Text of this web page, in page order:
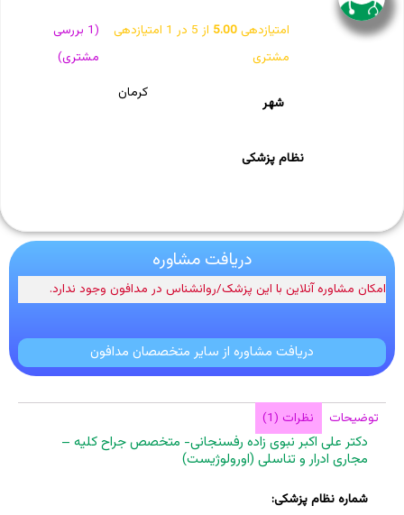
امتیازدهی5.00 از 5 در 1 امتیازدهی
مشتری
(
1 بررسی
مشتری)
شهر
کرمان
نظام پزشکی
دریافت مشاوره
امکان مشاوره آنلاین با این پزشک/روانشناس در مدافون وجود ندارد.
دریافت مشاوره از سایر متخصصان مدافون
توضیحات نظرات (1)
دکتر علی اکبر نبوی زاده رفسنجانی- متخصص جراح کلیه –
مجاری ادرار و تناسلی (اورولوژیست)
شماره نظام پزشکی: